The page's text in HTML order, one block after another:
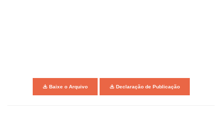
Baixe o Arquivo Declaração de Publicação